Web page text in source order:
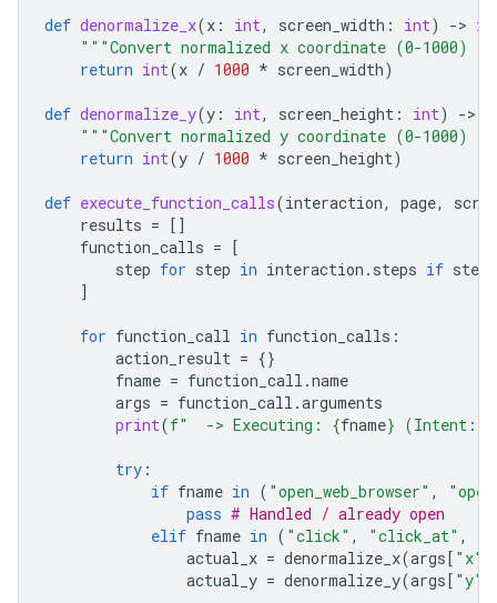
def denormalize_x(x : int, screen_width : int) ->
"""Convert normalized x coordinate (0-1000)
return int(x / 1000 * screen_width)
def denormalize_y(y : int, screen_height : int) ->
"""Convert normalized y coordinate (0-1000)
return int(y / 1000 * screen_height)
def execute_function_calls(interaction, page,
results = []
function_calls = [
step for step in interaction . steps if step
]
for function_call in function_calls :
action_result = {}
fname = function_call .name
args = function_call .arguments
print(f"  -> Executing: {fname} (Intent:
try :
if fname in ( "open_web_browser" ,
pass # Handled / already open
elif fname in ( "click" , "click_at" ,
actual_x = denormalize_x(args[ "x"
actual_y = denormalize_y(args[ "y"